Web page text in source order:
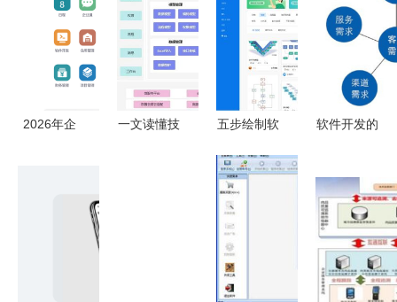
开发为引
擎，共筑食
品智能制造
新标杆
专家盛赞海
尔互联工厂
的软件革新
与厂家生态
全解析
少年暑期软
件开发体验
2026年企
一文读懂技
五步绘制软
图 从需求
到上线的清
晰指南
软件开发的
意到成品的
旅程